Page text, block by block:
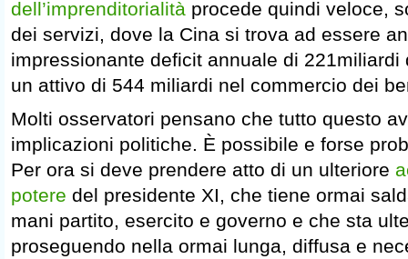
dell’imprenditorialità procede quindi veloce,
dei servizi, dove la Cina si trova ad essere
impressionante deficit annuale di 221miliardi
un attivo di 544 miliardi nel commercio dei
Molti osservatori pensano che tutto questo
implicazioni politiche. È possibile e forse
Per ora si deve prendere atto di un ulteriore
potere del presidente XI, che tiene ormai
mani partito, esercito e governo e che sta
proseguendo nella ormai lunga, diffusa e